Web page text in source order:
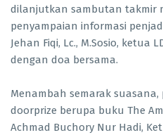
dilanjutkan sambutan takmir
penyampaian informasi
Jehan Fiqi, Lc., M.Sosio, ketua
dengan doa bersama.
Menambah semarak
doorprize berupa buku The
Achmad Buchory Nur Hadi,